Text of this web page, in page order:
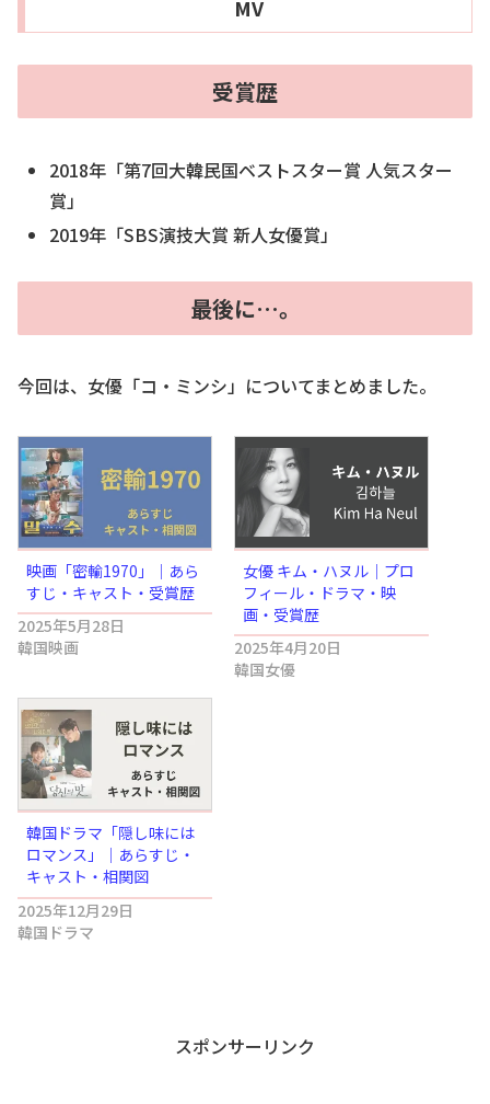
MV
受賞歴
2018年「第7回大韓民国ベストスター賞 人気スター
賞」
2019年「SBS演技大賞 新人女優賞」
最後に…。
今回は、女優「コ・ミンシ」についてまとめました。
映画「密輸1970」｜あら
すじ・キャスト・受賞歴
2025年5月28日
韓国映画
女優 キム・ハヌル｜プロ
フィール・ドラマ・映
画・受賞歴
2025年4月20日
韓国女優
韓国ドラマ「隠し味には
ロマンス」｜あらすじ・
キャスト・相関図
2025年12月29日
韓国ドラマ
スポンサーリンク